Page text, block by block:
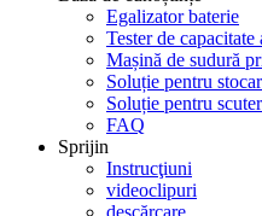
Egalizator baterie
Tester de capacitate
Mașină de sudură
Soluție pentru
Soluție pentru
FAQ
Sprijin
Instrucţiuni
videoclipuri
descărcare